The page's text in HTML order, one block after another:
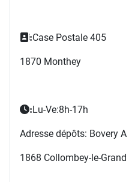
:Case Postale 405
1870 Monthey
:Lu-Ve:8h-17h
Adresse dépôts: Bovery A
1868 Collombey-le-Grand